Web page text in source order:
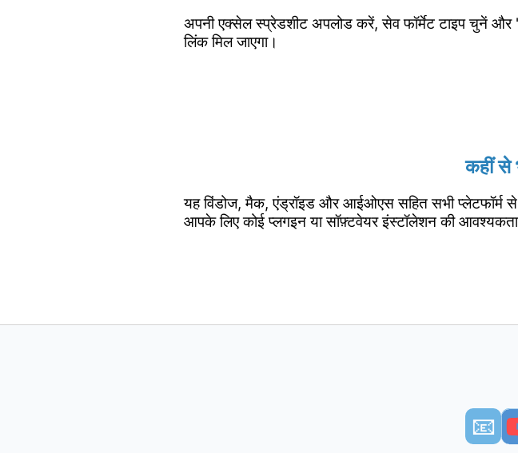
अपनी एक्सेल स्प्रेडशीट अपलोड करें, सेव फॉर्मेट टाइप चुनें और
लिंक मिल जाएगा।
कहीं से
यह विंडोज, मैक, एंड्रॉइड और आईओएस सहित सभी प्लेटफॉर्म से
आपके लिए कोई प्लगइन या सॉफ़्टवेयर इंस्टॉलेशन की आवश्यकता
📧︎